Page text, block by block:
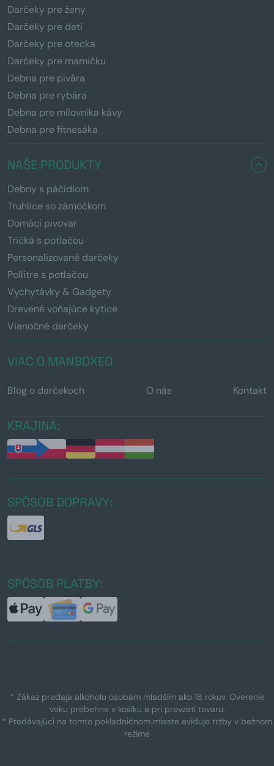
Darčeky pre ženy
Darčeky pre deti
Darčeky pre otecka
Darčeky pre mamičku
Debna pre pivára
Debna pre rybára
Debna pre milovníka kávy
Debna pre fitnesáka
NAŠE PRODUKTY
Debny s páčidlom
Truhlice so zámočkom
Domáci pivovar
Tričká s potlačou
Personalizované darčeky
Pollitre s potlačou
Vychytávky & Gadgety
Drevené voňajúce kytice
Vianočné darčeky
VIAC O MANBOXEO
Blog o darčekoch O nás Kontakt
KRAJINA:
SPÔSOB DOPRAVY:
SPÔSOB PLATBY:
* Zákaz predaja alkoholu osobám mladším ako 18 rokov. Overenie
veku prebehne v košíku a pri prevzatí tovaru.
* Predávajúci na tomto pokladničnom mieste eviduje tržby v bežnom
režime